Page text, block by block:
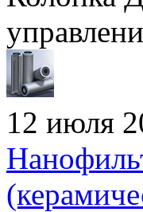
12 июля